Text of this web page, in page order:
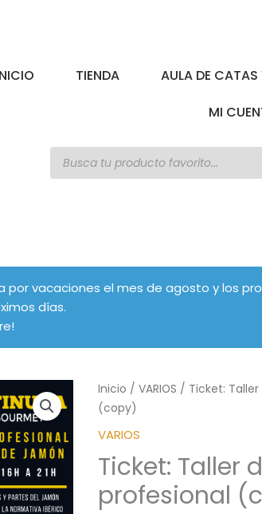
TIENDA AULA DE
MI
Búsqueda
de
productos
vacaciones el mes de agosto y los
días.
Inicio / VARIOS / Ticket:
(copy)
VARIOS
Ticket: Taller
profesional